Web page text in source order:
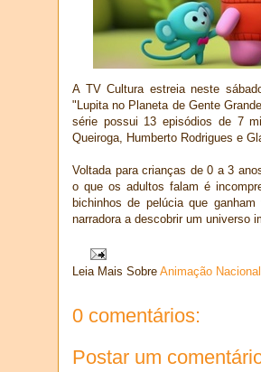
A TV Cultura estreia neste
"Lupita no Planeta de Gente
série possui 13 episódios de 7
Queiroga, Humberto Rodrigues e
Voltada para crianças de 0 a 3
o que os adultos falam é
bichinhos de pelúcia que
narradora a descobrir um universo
Leia Mais Sobre Animação Nacional
0 comentários:
Postar um